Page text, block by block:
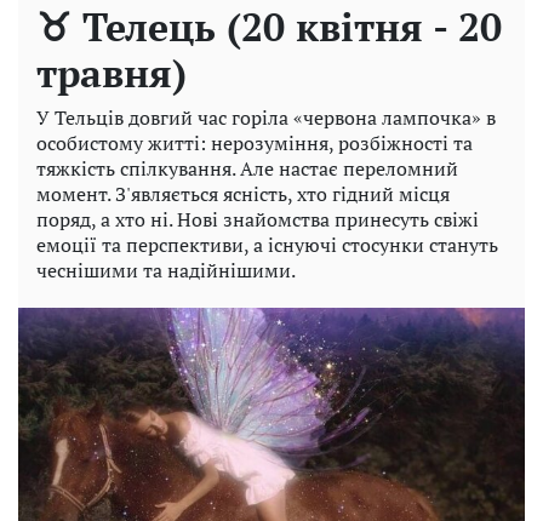
♉ Телець (20 квітня - 20
травня)
У Тельців довгий час горіла «червона лампочка» в
особистому житті: нерозуміння, розбіжності та
тяжкість спілкування. Але настає переломний
момент. З'являється ясність, хто гідний місця
поряд, а хто ні. Нові знайомства принесуть свіжі
емоції та перспективи, а існуючі стосунки стануть
чеснішими та надійнішими.